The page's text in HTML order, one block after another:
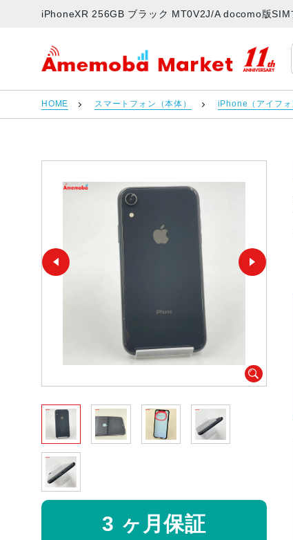
iPhoneXR 256GB ブラック MT0V2J/A docomo版
アメモバマーケット
HOME スマートフォン（本体） iPhone（アイフォ
3 ヶ月保証